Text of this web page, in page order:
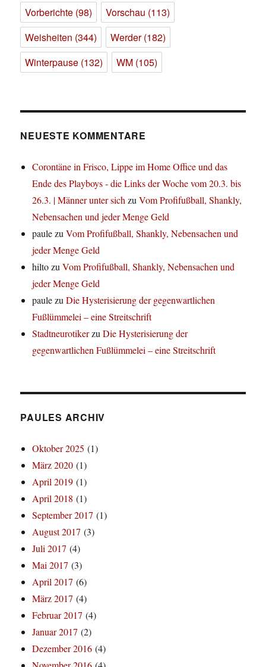
Vorberichte (98) Vorschau (113)
Weisheiten (344) Werder(182)
Winterpause (132) WM (105)
NEUESTE KOMMENTARE
Corontäne in Frisco, Lippe im Home Office und das
Ende des Playboys - die Links der Woche vom 20.3. bis
26.3. | Männer unter sichzuVom Profifußball, Shankly,
Nebensachen und jeder Menge Geld
paulezuVom Profifußball, Shankly, Nebensachen und
jeder Menge Geld
hiltozuVom Profifußball, Shankly, Nebensachen und
jeder Menge Geld
paulezuDie Hysterisierung der gegenwartlichen
Fußlümmelei – eine Streitschrift
StadtneurotikerzuDie Hysterisierung der
gegenwartlichen Fußlümmelei – eine Streitschrift
PAULES ARCHIV
Oktober 2025 (1)
März 2020 (1)
April 2019 (1)
April 2018 (1)
September 2017 (1)
August 2017 (3)
Juli 2017 (4)
Mai 2017 (3)
April 2017 (6)
März 2017 (4)
Februar 2017 (4)
Januar 2017 (2)
Dezember 2016 (4)